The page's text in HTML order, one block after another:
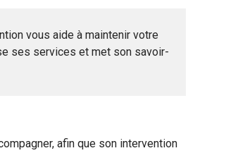
vous aide à maintenir votre
ses services et met son savoir-
afin que son intervention